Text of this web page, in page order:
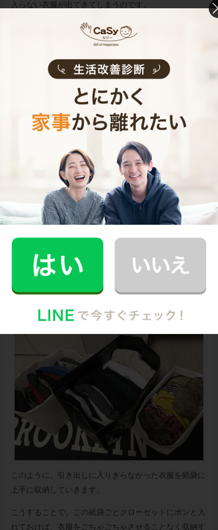
入らない衣服が出てきてしまうのです。
おそらく、同じように引き出しに入りきらないものをた
だクローゼットの中に置いているなんて人は意外に多い
そこで瀬戸島さんから飛び出した一言。
「大きめの丈夫な紙袋ありますか？」
大きな紙袋の持ち手をカットし、引き出しと同じように
縦に衣服を収納したら、衣服が取り出しやすい高さに上
このように、引き出しに入りきらなかった衣服を紙袋に
上手に収納していきます。
こうすることで、この紙袋ごとクローゼットにポンと入
れておけば、衣服をごちゃごちゃさせることなく収納す